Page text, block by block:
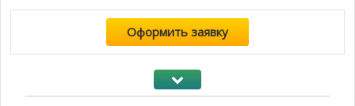
Оформить заявку